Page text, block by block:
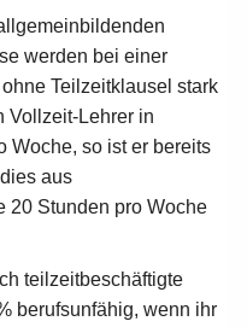
werden bei einer
Teilzeitklausel stark
Vollzeit-Lehrer in
Woche, so ist er bereits
aus
20 Stunden pro Woche
teilzeitbeschäftigte
berufsunfähig, wenn ihr